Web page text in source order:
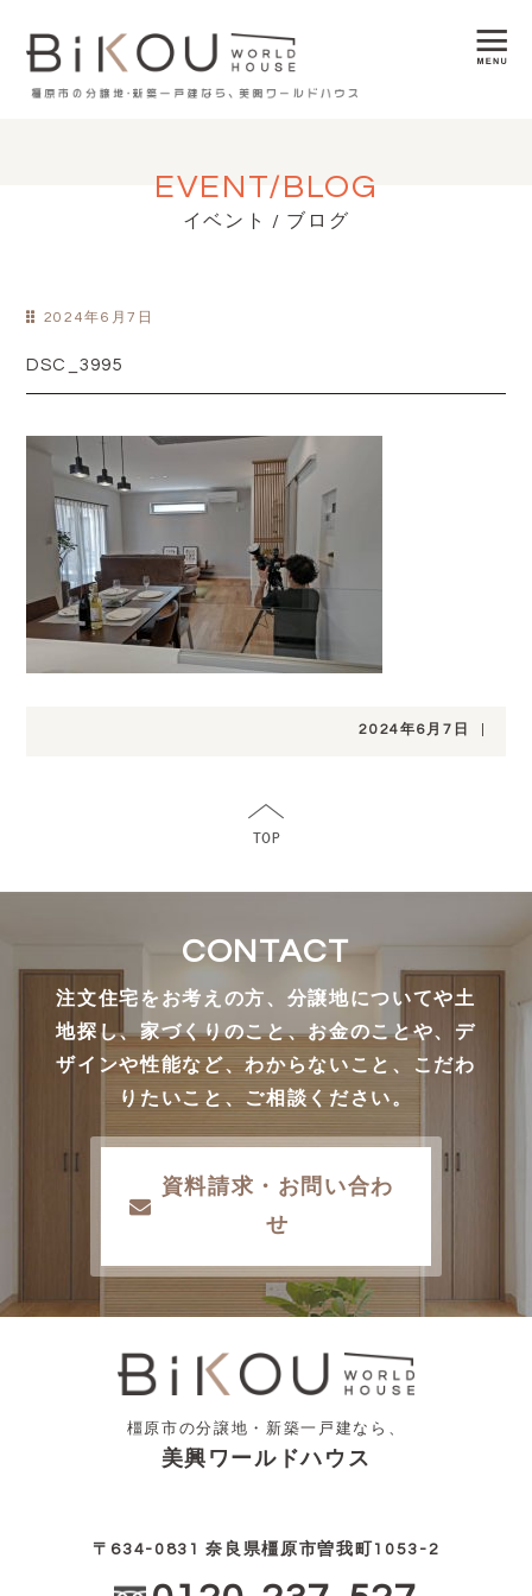
EVENT/BLOG
イベント / ブログ
2024年6月7日
DSC_3995
2024年6月7日
CONTACT
注文住宅をお考えの方、分譲地についてや土
地探し、家づくりのこと、お金のことや、デ
ザインや性能など、わからないこと、こだわ
りたいこと、ご相談ください。
資料請求・お問い合わ
せ
橿原市の分譲地・新築一戸建なら、
美興ワールドハウス
〒634-0831 奈良県橿原市曽我町1053-2